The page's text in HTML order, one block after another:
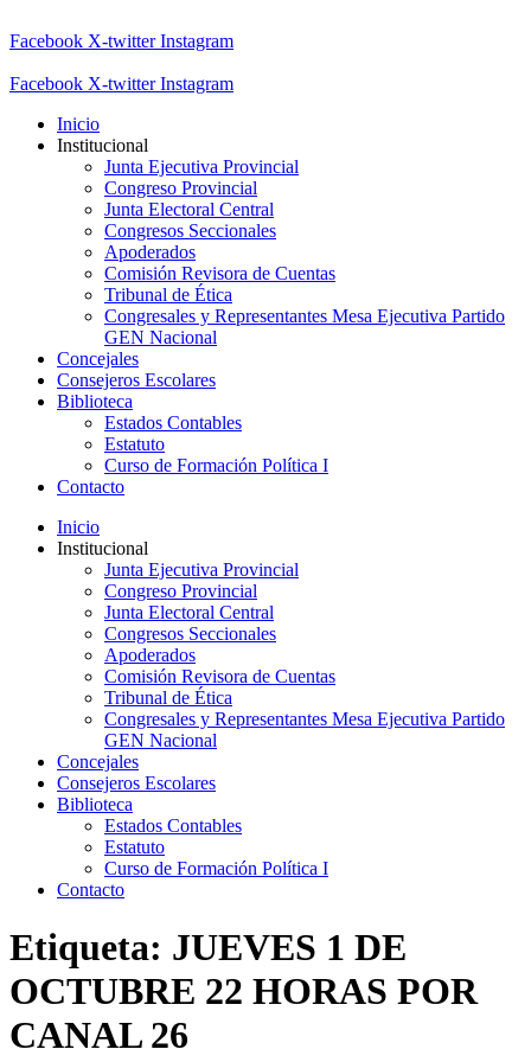
Facebook X-twitter Instagram
Facebook X-twitter Instagram
Inicio
Institucional
Junta Ejecutiva Provincial
Congreso Provincial
Junta Electoral Central
Congresos Seccionales
Apoderados
Comisión Revisora de Cuentas
Tribunal de Ética
Congresales y Representantes Mesa Ejecutiva Partido
GEN Nacional
Concejales
Consejeros Escolares
Biblioteca
Estados Contables
Estatuto
Curso de Formación Política I
Contacto
Inicio
Institucional
Junta Ejecutiva Provincial
Congreso Provincial
Junta Electoral Central
Congresos Seccionales
Apoderados
Comisión Revisora de Cuentas
Tribunal de Ética
Congresales y Representantes Mesa Ejecutiva Partido
GEN Nacional
Concejales
Consejeros Escolares
Biblioteca
Estados Contables
Estatuto
Curso de Formación Política I
Contacto
Etiqueta: JUEVES 1 DE
OCTUBRE 22 HORAS POR
CANAL 26